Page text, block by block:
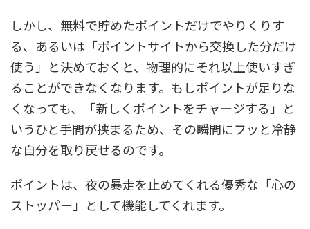
しかし、無料で貯めたポイントだけでやりくりす
る、あるいは「ポイントサイトから交換した分だけ
使う」と決めておくと、物理的にそれ以上使いすぎ
ることができなくなります。もしポイントが足りな
くなっても、「新しくポイントをチャージする」と
いうひと手間が挟まるため、その瞬間にフッと冷静
な自分を取り戻せるのです。
ポイントは、夜の暴走を止めてくれる優秀な「心の
ストッパー」として機能してくれます。